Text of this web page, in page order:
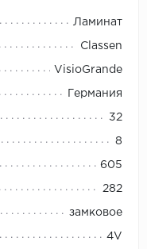
Next Step
Novafloor
Primavera
ROYCE
Ламинат
Classen
VisioGrande
Германия
32
8
605
282
замковое
4V